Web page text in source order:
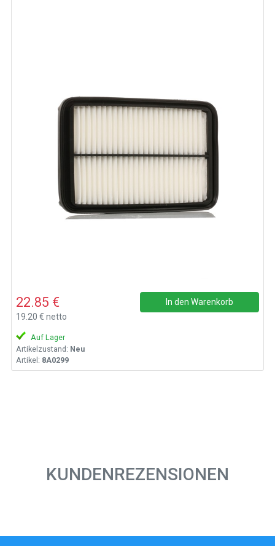
22.85 €
19.20 € netto
In den Warenkorb
Auf Lager
Artikelzustand: Neu
Artikel: 8A0299
KUNDENREZENSIONEN